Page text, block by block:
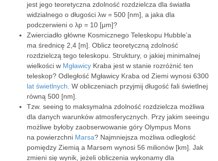
jest jego teoretyczna zdolność rozdzielcza dla światła
widzialnego o długości λw = 500 [nm], a jaka dla
podczerwieni o λp = 10 [μm]?
Zwierciadło główne Kosmicznego Teleskopu Hubble’a
ma średnicę 2,4 [m]. Oblicz teoretyczną zdolność
rozdzielczą tego teleskopu. Struktury, o jakiej minimalnej
wielkości w Mgławicy Kraba jest w stanie rozróżnić ten
teleskop? Odległość Mgławicy Kraba od Ziemi wynosi 6300
lat świetlnych. W obliczeniach przyjmij długość fali świetlnej
równą 500 [nm].
Tzw. seeing to maksymalna zdolność rozdzielcza możliwa
dla danych warunków atmosferycznych. Przy jakim seeingu
możliwe byłoby zaobserwowanie góry Olympus Mons
na powierzchni Marsa? Najmniejsza możliwa odległość
pomiędzy Ziemią a Marsem wynosi 56 milionów [km]. Jak
zmieni się wynik, jeżeli obliczenia wykonamy dla